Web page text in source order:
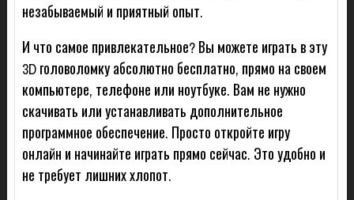
незабываемый и приятный опыт.
И что самое привлекательное? Вы можете играть в эту
3D головоломку абсолютно бесплатно, прямо на своем
компьютере, телефоне или ноутбуке. Вам не нужно
скачивать или устанавливать дополнительное
программное обеспечение. Просто откройте игру
онлайн и начинайте играть прямо сейчас. Это удобно и
не требует лишних хлопот.